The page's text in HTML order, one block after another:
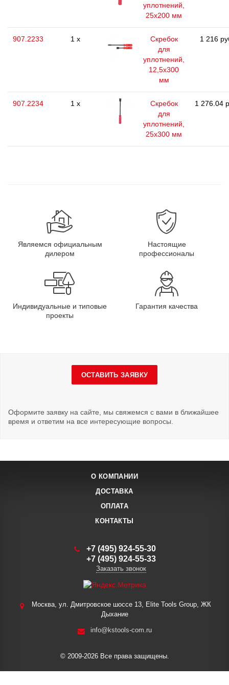
уплотнений,
25х200 мм
907.2233 1 x
Скребок
для
уплотнений,
12,5x300
мм
1 216
907.2234 1 x
Скребок
для
уплотнений,
25x300 мм
1 276.04
Являемся официальным
дилером
Настоящие
профессионалы
Индивидуальные и типовые
проекты
Гарантия качества
ОСТАВИТЬ ЗАЯВКУ
Оформите заявку на сайте, мы свяжемся с вами в ближайшее
время и ответим на все интересующие вопросы.
О КОМПАНИИ
ДОСТАВКА
ОПЛАТА
КОНТАКТЫ
+7 (495) 924-55-30
+7 (495) 924-55-33
Заказать звонок
Москва, ул. Дмитровское шоссе 13, Elite Tools Group, ЖК
Дыхание
info@kstools-com.ru
© 2009-2026 Все права защищены.